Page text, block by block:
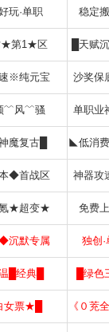
玩·单职 稳定
第1★区 █天赋
※纯元宝 沙奖保
﹌风﹌骚 单职业
魔复古█ ◣低消
◆首战区 神器攻
★超变★ 免费
沉默专属 独创
█经典█ █绿
女票★█ 《０茺